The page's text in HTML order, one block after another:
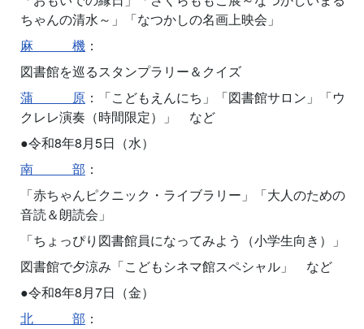
ちゃんの清水～」「なつかしの名画上映会」
麻 機 ：
図書館を巡るスタンプラリー＆クイズ
蒲 原 ：「こどもえんにち」「図書館サロン」「ウ
クレレ演奏（時間限定）」 など
●令和8年8月5日（水）
南 部 ：
「赤ちゃんピクニック・ライブラリー」「大人のための
音読＆朗読会」
「ちょっぴり図書館員になってみよう（小学生向き）」
図書館で夕涼み「こどもシネマ館スペシャル」 など
●令和8年8月7日（金）
北 部 ：